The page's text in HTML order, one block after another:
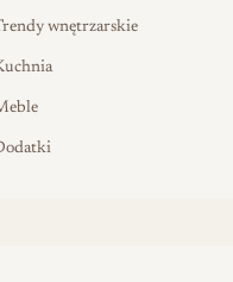
wnętrzarskie